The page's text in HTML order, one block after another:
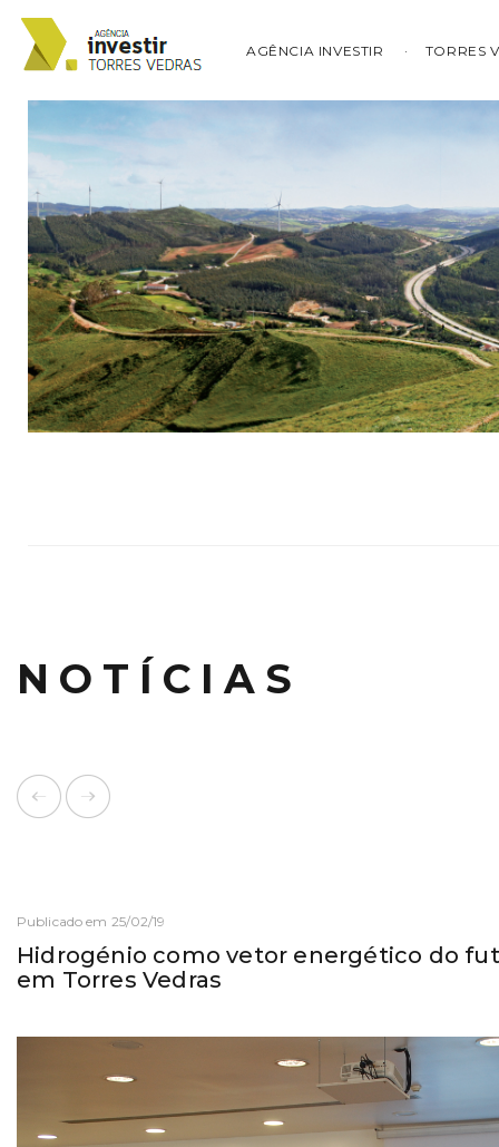
AGÊNCIA INVESTIR TORRES
NOTÍCIAS
Publicado em 25/02/19
Hidrogénio como vetor energético do
em Torres Vedras